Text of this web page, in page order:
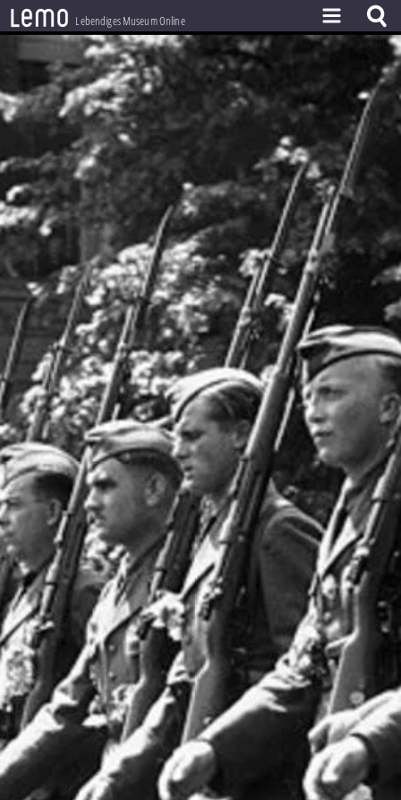
lemo Lebendiges Museum Online
ZEITSTRAHL
THEMEN
ZEITZEUGEN
BESTAND
LERNEN
PROJEKT